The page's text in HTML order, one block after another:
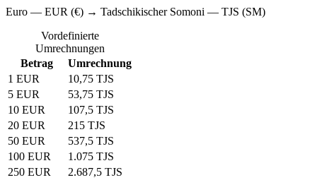
Euro — EUR (€) → Tadschikischer Somoni — TJS (SM)
Vordefinierte
Umrechnungen
Betrag
Umrechnung
1 EUR
10,75 TJS
5 EUR
53,75 TJS
10 EUR
107,5 TJS
20 EUR
215 TJS
50 EUR
537,5 TJS
100 EUR
1.075 TJS
250 EUR
2.687,5 TJS